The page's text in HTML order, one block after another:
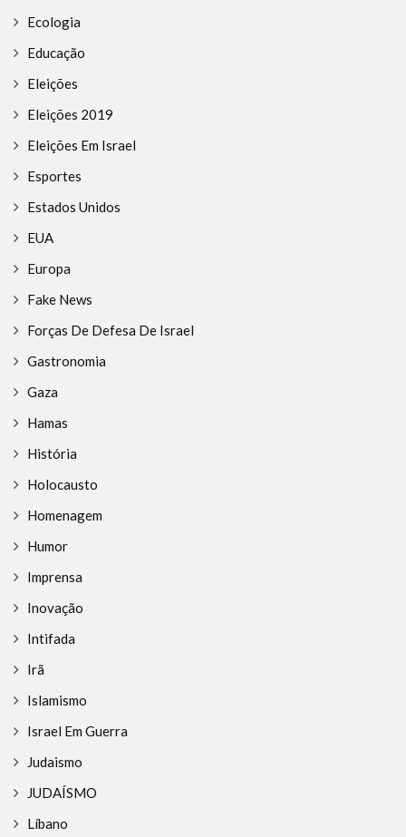
Ecologia
Educação
Eleições
Eleições 2019
Eleições Em Israel
Esportes
Estados Unidos
EUA
Europa
Fake News
Forças De Defesa De Israel
Gastronomia
Gaza
Hamas
História
Holocausto
Homenagem
Humor
Imprensa
Inovação
Intifada
Irã
Islamismo
Israel Em Guerra
Judaismo
JUDAÍSMO
Líbano